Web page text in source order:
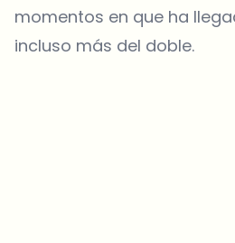
momentos en que ha
incluso más del doble.